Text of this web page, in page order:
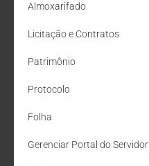
Almoxarifado
Licitação e Contratos
Patrimônio
Protocolo
Folha
Gerenciar Portal do Servidor